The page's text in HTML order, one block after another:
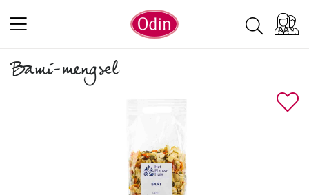
Bami-mengsel